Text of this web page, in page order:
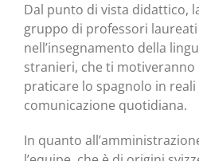
Dal punto di vista didattico,
gruppo di professori laureati
nell’insegnamento della
stranieri, che ti
praticare lo spagnolo in
comunicazione quotidiana.
In quanto